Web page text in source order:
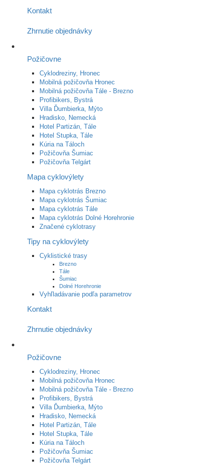
Kontakt
Zhrnutie objednávky
Požičovne
Cyklodreziny, Hronec
Mobilná požičovňa Hronec
Mobilná požičovňa Tále - Brezno
Profibikers, Bystrá
Villa Ďumbierka, Mýto
Hradisko, Nemecká
Hotel Partizán, Tále
Hotel Stupka, Tále
Kúria na Táloch
Požičovňa Šumiac
Požičovňa Telgárt
Mapa cyklovýlety
Mapa cyklotrás Brezno
Mapa cyklotrás Šumiac
Mapa cyklotrás Tále
Mapa cyklotrás Dolné Horehronie
Značené cyklotrasy
Tipy na cyklovýlety
Cyklistické trasy
Brezno
Tále
Šumiac
Dolné Horehronie
Vyhľladávanie podľa parametrov
Kontakt
Zhrnutie objednávky
Požičovne
Cyklodreziny, Hronec
Mobilná požičovňa Hronec
Mobilná požičovňa Tále - Brezno
Profibikers, Bystrá
Villa Ďumbierka, Mýto
Hradisko, Nemecká
Hotel Partizán, Tále
Hotel Stupka, Tále
Kúria na Táloch
Požičovňa Šumiac
Požičovňa Telgárt